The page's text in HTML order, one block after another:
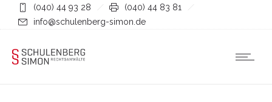
(040) 44 93 28
(040) 44 83 81
info@schulenberg-simon.de